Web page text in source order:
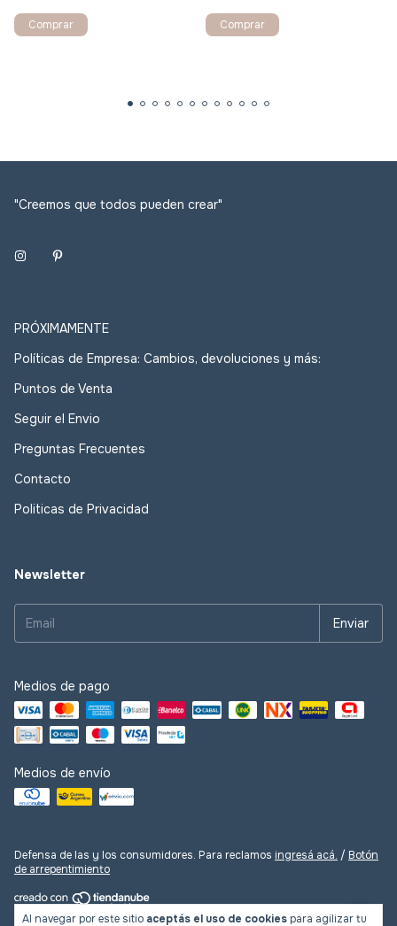
Al navegar por este sitio aceptás el uso de cookies para agilizar tu
"Creemos que todos pueden crear"
PRÓXIMAMENTE
Políticas de Empresa: Cambios, devoluciones y más:
Puntos de Venta
Seguir el Envio
Preguntas Frecuentes
Contacto
Politicas de Privacidad
Newsletter
Medios de pago
Medios de envío
Defensa de las y los consumidores. Para reclamos ingresá acá. / Botón
de arrepentimiento
Copyright Las Lupes - 2026. Todos los derechos reservados.